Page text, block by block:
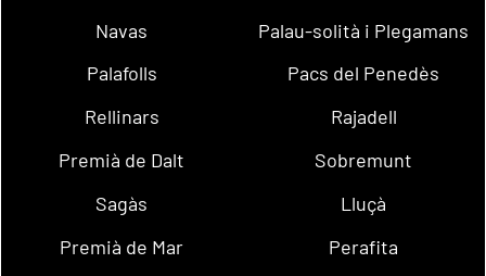
Navas
Palau-solità i Plegamans
Palafolls
Pacs del Penedès
Rellinars
Rajadell
Premià de Dalt
Sobremunt
Sagàs
Lluçà
Premià de Mar
Perafita